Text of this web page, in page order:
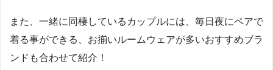
また、一緒に同棲しているカップルには、毎日夜にペアで
着る事ができる、お揃いルームウェアが多いおすすめブラ
ンドも合わせて紹介！